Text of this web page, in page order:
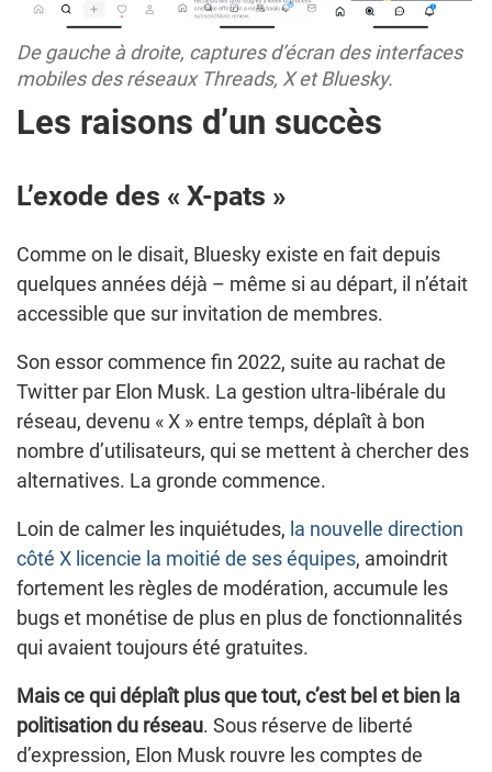
De gauche à droite, captures d’écran des interfaces
mobiles des réseaux Threads, X et Bluesky.
Les raisons d’un succès
L’exode des « X-pats »
Comme on le disait, Bluesky existe en fait depuis
quelques années déjà – même si au départ, il n’était
accessible que sur invitation de membres.
Son essor commence fin 2022, suite au rachat de
Twitter par Elon Musk. La gestion ultra-libérale du
réseau, devenu « X » entre temps, déplaît à bon
nombre d’utilisateurs, qui se mettent à chercher des
alternatives. La gronde commence.
Loin de calmer les inquiétudes, la nouvelle direction
côté X licencie la moitié de ses équipes, amoindrit
fortement les règles de modération, accumule les
bugs et monétise de plus en plus de fonctionnalités
qui avaient toujours été gratuites.
Mais ce qui déplaît plus que tout, c’est bel et bien la
politisation du réseau. Sous réserve de liberté
d’expression, Elon Musk rouvre les comptes de